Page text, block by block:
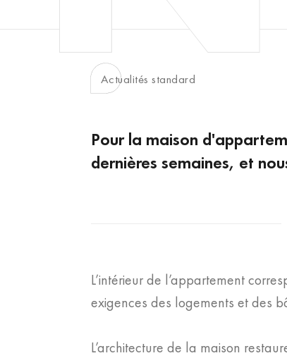
Actualités standard
Pour la maison
dernières semaines, et
L’intérieur de l’appartement
exigences des logements et des
L’architecture de la maison